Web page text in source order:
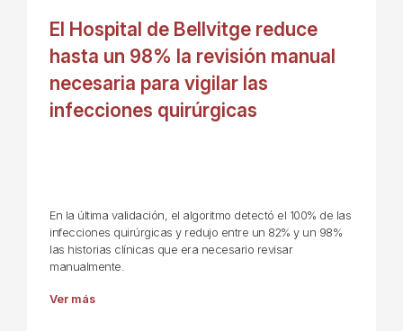
El Hospital de Bellvitge reduce
hasta un 98% la revisión manual
necesaria para vigilar las
infecciones quirúrgicas
En la última validación, el algoritmo detectó el 100% de las
infecciones quirúrgicas y redujo entre un 82% y un 98%
las historias clínicas que era necesario revisar
manualmente.
Ver más